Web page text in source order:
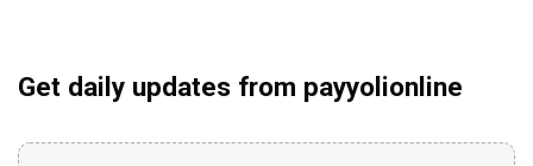
Get daily updates from payyolionline